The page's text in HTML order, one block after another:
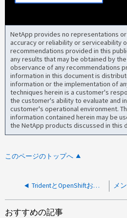
NetApp provides no representations
accuracy or reliability or serviceability
recommendations provided in this
any results that may be obtained by
observance of any recommendations
information in this document is
information or the implementation of
techniques herein is a customer's
the customer's ability to evaluate and
customer's operational environment.
information contained herein may be
the NetApp products discussed in this
このページのトップへ
TridentとOpenShiftおよびNAS - ONTAPでバックエンドを作成できない
おすすめの記事